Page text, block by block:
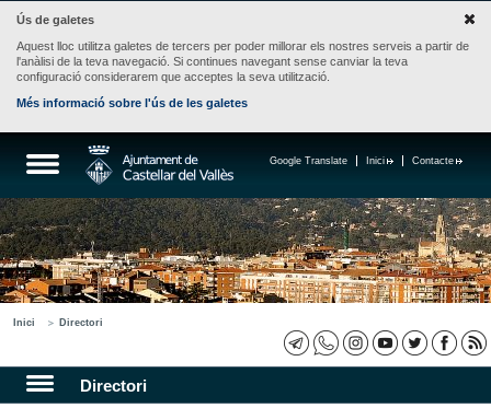
Ús de galetes
Aquest lloc utilitza galetes de tercers per poder millorar els nostres serveis a partir de
l'anàlisi de la teva navegació. Si continues navegant sense canviar la teva
configuració considerarem que acceptes la seva utilització.
Més informació sobre l'ús de les galetes
Contacte
Inici
Google Translate
Inici Directori
Directori